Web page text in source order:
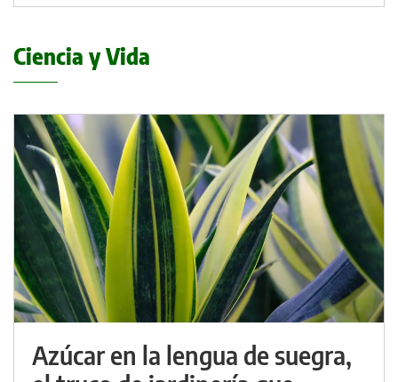
Ciencia y Vida
Azúcar en la lengua de suegra,